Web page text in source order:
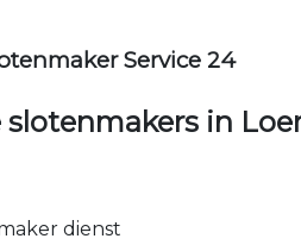
Service 24
in
dienst